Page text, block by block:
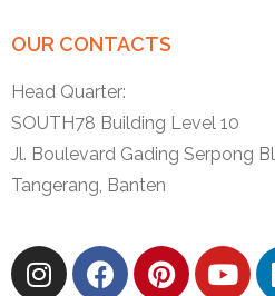
OUR CONTACTS
Head Quarter:
SOUTH78 Building Level 10
Jl. Boulevard Gading Serpong
Tangerang, Banten